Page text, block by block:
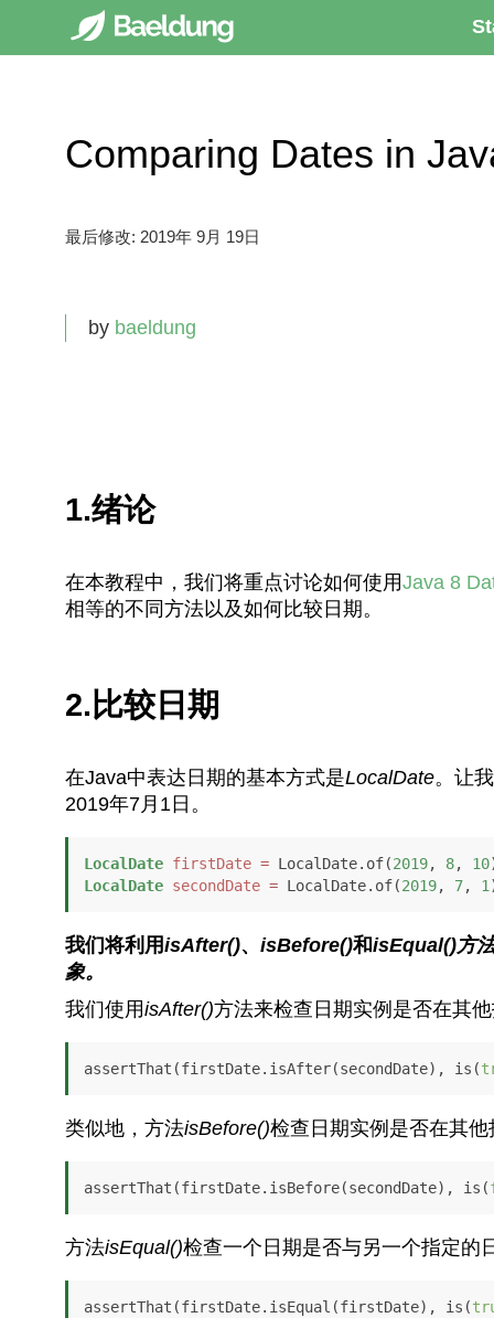
Comparing Dates in
最后修改: 2019年 9月 19日
by baeldung
1.绪论
在本教程中，我们将重点讨论如何使用Java 8
相等的不同方法以及如何比较日期。
2.比较日期
在Java中表达日期的基本方式是LocalDate。让
2019年7月1日。
LocalDate firstDate = LocalDate.of(2019, 8, 10
LocalDate secondDate = LocalDate.of(2019, 7, 1
我们将利用isAfter()、 isBefore()和isEqual()方
象。
我们使用isAfter()方法来检查日期实例是否在其
assertThat(firstDate.isAfter(secondDate), is(
类似地，方法isBefore()检查日期实例是否在其
assertThat(firstDate.isBefore(secondDate), is(
方法isEqual()检查一个日期是否与另一个指定的
assertThat(firstDate.isEqual(firstDate), is(